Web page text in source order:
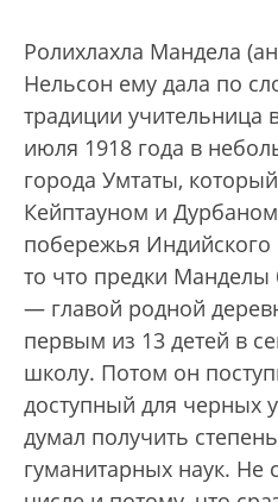
Ролихлахла Мандела
Нельсон ему дала по
традиции учительница
июля 1918 года в
города Умтаты,
Кейптауном и
побережья Индийского
то что предки
— главой родной
первым из 13 детей в
школу. Потом он
доступный для черных
думал получить
гуманитарных наук. Не